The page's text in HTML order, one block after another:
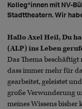
Kolleg*innen mit NV-
Stadttheatern. Wir
Hallo Axel Heil, Du
(ALP) ins Leben
Das Thema beschäftigt
dass immer mehr für
gearbeitet, geleistet
große Verwunderung
meines Wissens